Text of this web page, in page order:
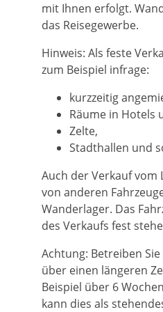
mit Ihnen erfolgt.
das Reisegewerbe.
Hinweis: Als feste
zum Beispiel infrage:
kurzzeitig
Räume in Hotels
Zelte,
Stadthallen und
Auch der Verkauf vom
von anderen
Wanderlager. Das
des Verkaufs fest
Achtung: Betreiben
über einen längeren
Beispiel über 6
kann dies als